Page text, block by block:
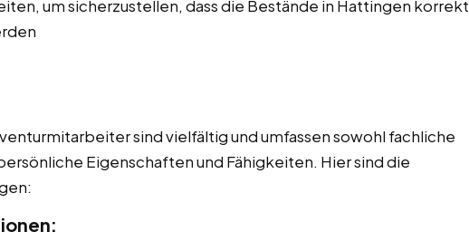
um sicherzustellen, dass die Bestände in Hattingen korrekt
sind vielfältig und umfassen sowohl fachliche
Eigenschaften und Fähigkeiten. Hier sind die